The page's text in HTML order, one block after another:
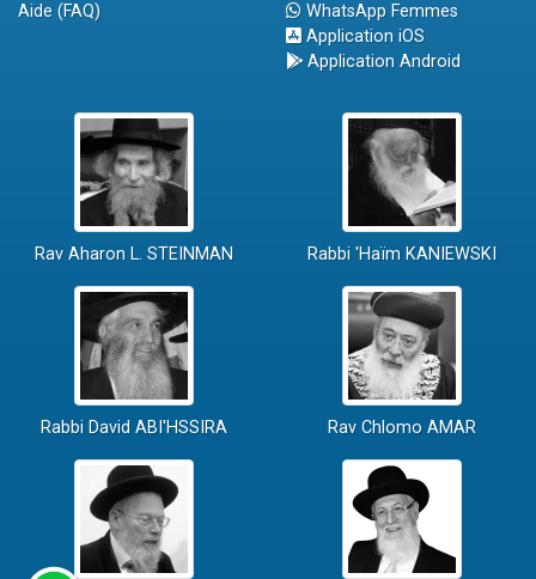
Aide (FAQ)
WhatsApp Femmes
Application iOS
Application Android
Rav Aharon L. STEINMAN Rabbi 'Haïm KANIEWSKI
Rabbi David ABI'HSSIRA Rav Chlomo AMAR